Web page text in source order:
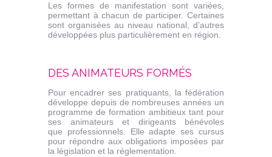
Les formes de manifestation sont variées,
permettant à chacun de participer. Certaines
sont organisées au niveau national, d’autres
développées plus particulièrement en région.
DES ANIMATEURS FORMÉS
Pour encadrer ses pratiquants, la fédération
développe depuis de nombreuses années un
programme de formation ambitieux tant pour
ses animateurs et dirigeants bénévoles
que professionnels. Elle adapte ses cursus
pour répondre aux obligations imposées par
la législation et la réglementation.